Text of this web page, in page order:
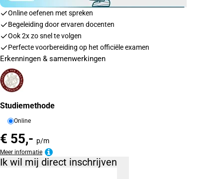
Online oefenen met spreken
Begeleiding door ervaren docenten
Ook 2x zo snel te volgen
Perfecte voorbereiding op het officiële examen
Erkenningen & samenwerkingen
Studiemethode
Online
€ 55,- p/m
Meer informatie
Ik wil mij direct inschrijven